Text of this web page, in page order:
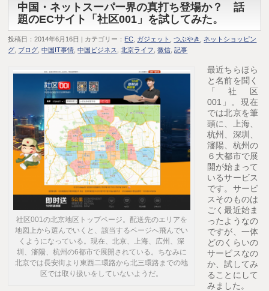
中国・ネットスーパー界の真打ち登場か？ 話
題のECサイト「社区001」を試してみた。
投稿日：2014年6月16日 | カテゴリー： EC ガジェット ,つぶやき
ネットショッピン
グ ブログ ,中国IT事情 ,中国ビジネス ,北京ライフ ,微信 ,記事
社区001の北京地区トップページ。配送先のエリアを
地図上から選んでいくと、該当するページへ飛んでい
くようになっている。現在、北京、上海、広州、深
圳、瀋陽、杭州の6都市で展開されている。ちなみに
北京では長安街より東西二環路から北三環路までの地
区では取り扱いをしていないようだ。
最近ちらほら
と名前を聞く
「社区
001」。現在
では北京を筆
頭に、上海、
杭州、深圳、
瀋陽、杭州の
６大都市で展
開が始まって
いるサービス
です。サービ
スそのものは
ごく最近始ま
ったようなの
ですが、一体
どのくらいの
サービスなの
か、試してみ
ることにして
みました。